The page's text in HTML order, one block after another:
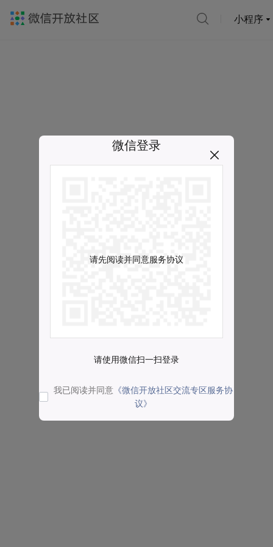
小程序
微信登录
请先阅读并同意服务协议
请使用微信扫一扫登录
我已阅读并同意 《微信开放社区交流专区服务协
议》